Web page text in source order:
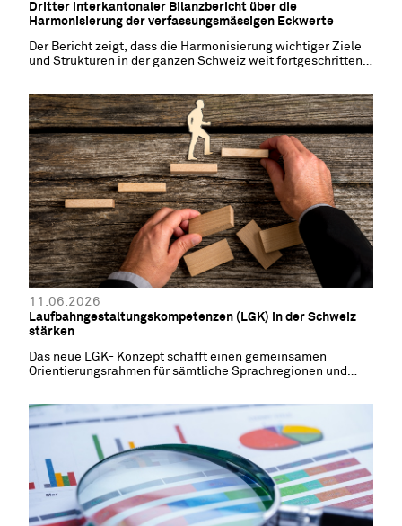
Dritter interkantonaler Bilanzbericht über die
Harmonisierung der verfassungsmässigen Eckwerte
Der Bericht zeigt, dass die Harmonisierung wichtiger Ziele
und Strukturen in der ganzen Schweiz weit fortgeschritten
11.06.2026
Laufbahngestaltungskompetenzen (LGK) in der Schweiz
stärken
Das neue LGK- Konzept schafft einen gemeinsamen
Orientierungsrahmen für sämtliche Sprachregionen und